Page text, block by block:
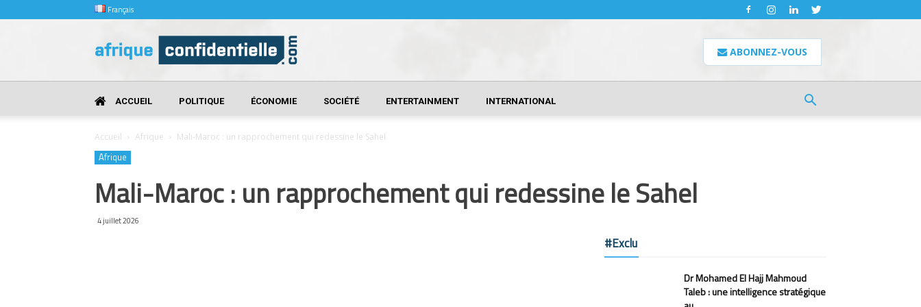
Français
Confidentielle
ABONNEZ-VOUS
ACCUEIL POLITIQUE ÉCONOMIE SOCIÉTÉ ENTERTAINMENT INTERNATIONAL
Accueil Afrique Mali-Maroc : un rapprochement qui redessine le Sahel
Afrique
Mali-Maroc : un rapprochement qui redessine le Sahel
4 juillet 2026
#Exclu
Dr Mohamed El Hajj Mahmoud
Taleb : une intelligence stratégique